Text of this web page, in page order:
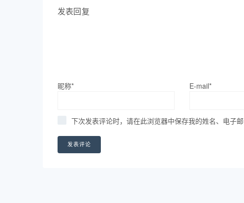
发表回复
昵称* E-mail*
下次发表评论时，请在此浏览器中保存我的姓名、电子